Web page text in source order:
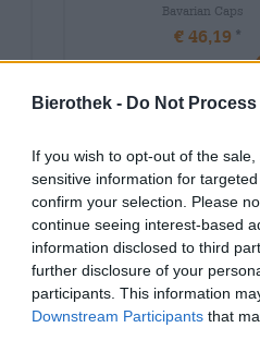
Bierothek - Do Not
If you wish to opt-out of the
sensitive information for
confirm your selection. Please
continue seeing interest-based
information disclosed to third
further disclosure of your
participants. This information
Downstream Participants that
Bavarian Caps
€ 46,19
-
1 St. - € 46,19 / St.
Agotado